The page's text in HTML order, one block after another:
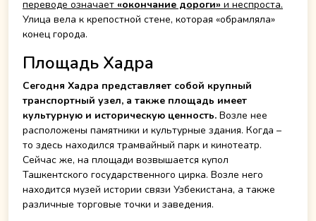
переводе означает «окончание дороги» и неспроста.
Улица вела к крепостной стене, которая «обрамляла»
конец города.
Площадь Хадра
Сегодня Хадра представляет собой крупный
транспортный узел, а также площадь имеет
культурную и историческую ценность. Возле нее
расположены памятники и культурные здания. Когда –
то здесь находился трамвайный парк и кинотеатр.
Сейчас же, на площади возвышается купол
Ташкентского государственного цирка. Возле него
находится музей истории связи Узбекистана, а также
различные торговые точки и заведения.